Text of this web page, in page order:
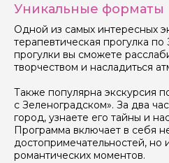
Уникальные форматы
Одной из самых интересных
терапевтическая прогулка
прогулки вы сможете
творчеством и насладиться
Также популярна экскурсия
с Зеленоградском». За два
город, узнаете его тайны и
Программа включает в себя
достопримечательностей, но
романтических моментов.